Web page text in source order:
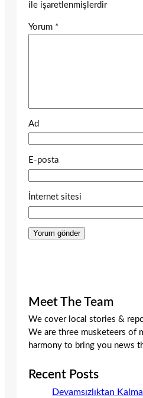
ile işaretlenmişlerdir
Yorum *
Ad
E-posta
İnternet sitesi
Meet The Team
We cover local stories &
We are three musketeers of
harmony to bring you news
Recent Posts
Devamsızlıktan